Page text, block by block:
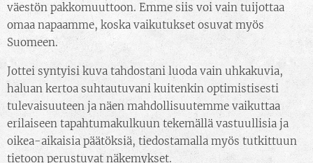
väestön pakkomuuttoon. Emme siis voi vain tuijottaa
omaa napaamme, koska vaikutukset osuvat myös
Suomeen.
Jottei syntyisi kuva tahdostani luoda vain uhkakuvia,
haluan kertoa suhtautuvani kuitenkin optimistisesti
tulevaisuuteen ja näen mahdollisuutemme vaikuttaa
erilaiseen tapahtumakulkuun tekemällä vastuullisia ja
oikea-aikaisia päätöksiä, tiedostamalla myös tutkittuun
tietoon perustuvat näkemykset.